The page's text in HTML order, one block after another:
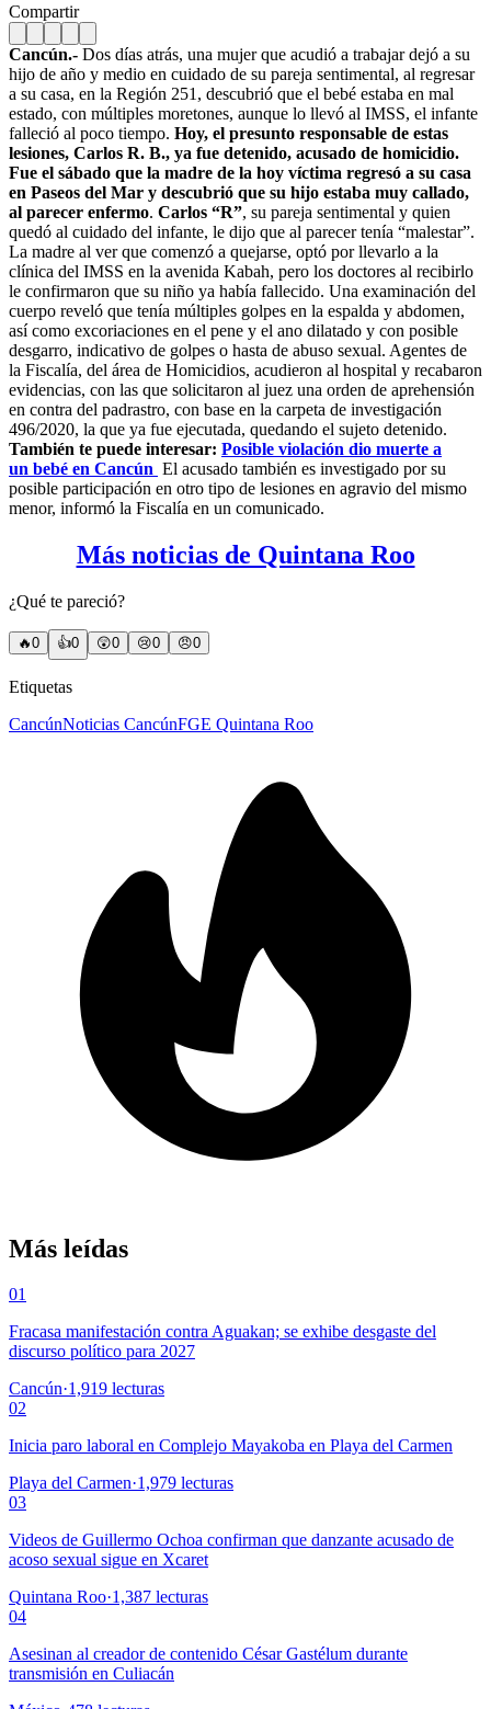
Compartir
Cancún.- Dos días atrás, una mujer que acudió a trabajar dejó a su
hijo de año y medio en cuidado de su pareja sentimental, al regresar
a su casa, en la Región 251, descubrió que el bebé estaba en mal
estado, con múltiples moretones, aunque lo llevó al IMSS, el infante
falleció al poco tiempo. Hoy, el presunto responsable de estas
lesiones, Carlos R. B., ya fue detenido, acusado de homicidio.
Fue el sábado que la madre de la hoy víctima regresó a su casa
en Paseos del Mar y descubrió que su hijo estaba muy callado,
al parecer enfermo. Carlos “R”, su pareja sentimental y quien
quedó al cuidado del infante, le dijo que al parecer tenía “malestar”.
La madre al ver que comenzó a quejarse, optó por llevarlo a la
clínica del IMSS en la avenida Kabah, pero los doctores al recibirlo
le confirmaron que su niño ya había fallecido. Una examinación del
cuerpo reveló que tenía múltiples golpes en la espalda y abdomen,
así como excoriaciones en el pene y el ano dilatado y con posible
desgarro, indicativo de golpes o hasta de abuso sexual. Agentes de
la Fiscalía, del área de Homicidios, acudieron al hospital y recabaron
evidencias, con las que solicitaron al juez una orden de aprehensión
en contra del padrastro, con base en la carpeta de investigación
496/2020, la que ya fue ejecutada, quedando el sujeto detenido.
También te puede interesar: Posible violación dio muerte a
un bebé en Cancún El acusado también es investigado por su
posible participación en otro tipo de lesiones en agravio del mismo
menor, informó la Fiscalía en un comunicado.
Más noticias de Quintana Roo
¿Qué te pareció?
🔥0 👍0 😲0 😢0 😠0
Etiquetas
CancúnNoticias CancúnFGE Quintana Roo
Más leídas
01
Fracasa manifestación contra Aguakan; se exhibe desgaste del
discurso político para 2027
Cancún·1,919 lecturas
02
Inicia paro laboral en Complejo Mayakoba en Playa del Carmen
Playa del Carmen·1,979 lecturas
03
Videos de Guillermo Ochoa confirman que danzante acusado de
acoso sexual sigue en Xcaret
Quintana Roo·1,387 lecturas
04
Asesinan al creador de contenido César Gastélum durante
transmisión en Culiacán